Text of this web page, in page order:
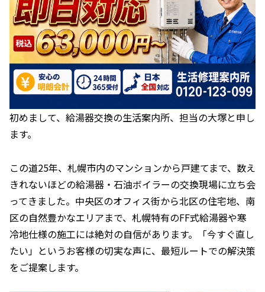
初めまして、給湯器交換の生活案内所、担当の大塚と申し
ます。
この道25年、札幌市内のマンションから戸建てまで、数え
きれないほどの給湯器・石油ボイラーの交換現場に立ち会
ってきました。中央区のオフィス街から北区の住宅地、南
区の自然豊かなエリアまで、札幌特有のFF式給湯器や寒
冷地仕様の施工には絶対の自信があります。「今すぐ直し
たい」というお客様の切実な声に、最短ルートでの解決策
をご提案します。